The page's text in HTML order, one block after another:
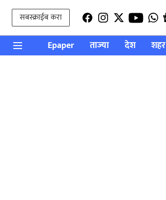
सबस्क्राईब करा
Epaper ताज्या देश शहर